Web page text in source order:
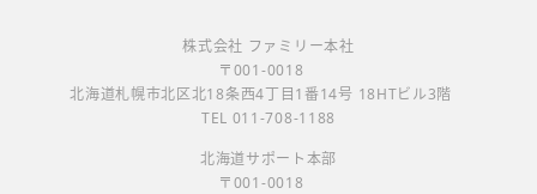
株式会社 ファミリー本社
〒001-0018
北海道札幌市北区北18条西4丁目1番14号 18HTビル3階
TEL 011-708-1188
北海道サポート本部
〒001-0018